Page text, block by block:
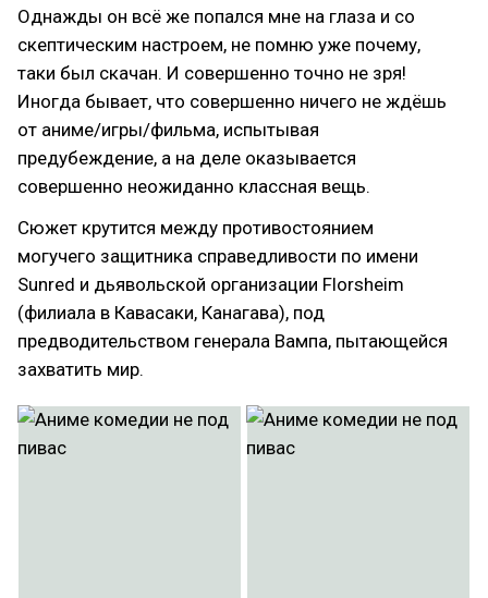
Однажды он всё же попался мне на глаза и со
скептическим настроем, не помню уже почему,
таки был скачан. И совершенно точно не зря!
Иногда бывает, что совершенно ничего не ждёшь
от аниме/игры/фильма, испытывая
предубеждение, а на деле оказывается
совершенно неожиданно классная вещь.
Сюжет крутится между противостоянием
могучего защитника справедливости по имени
Sunred и дьявольской организации Florsheim
(филиала в Кавасаки, Канагава), под
предводительством генерала Вампа, пытающейся
захватить мир.